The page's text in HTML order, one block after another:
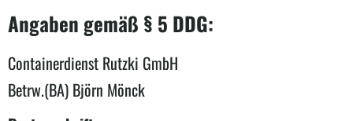
Angaben gemäß § 5 DDG:
Containerdienst Rutzki GmbH
Betrw.(BA) Björn Mönck